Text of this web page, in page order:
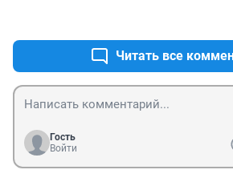
Читать все
Гость
Войти